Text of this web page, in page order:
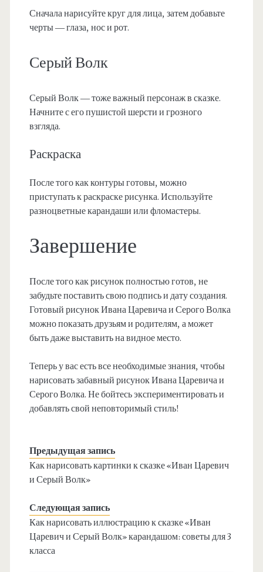
Сначала нарисуйте круг для лица, затем добавьте
черты — глаза, нос и рот.
Серый Волк
Серый Волк — тоже важный персонаж в сказке.
Начните с его пушистой шерсти и грозного
взгляда.
Раскраска
После того как контуры готовы, можно
приступать к раскраске рисунка. Используйте
разноцветные карандаши или фломастеры.
Завершение
После того как рисунок полностью готов, не
забудьте поставить свою подпись и дату создания.
Готовый рисунок Ивана Царевича и Серого Волка
можно показать друзьям и родителям, а может
быть даже выставить на видное место.
Теперь у вас есть все необходимые знания, чтобы
нарисовать забавный рисунок Ивана Царевича и
Серого Волка. Не бойтесь экспериментировать и
добавлять свой неповторимый стиль!
Предыдущая запись
Как нарисовать картинки к сказке «Иван Царевич
и Серый Волк»
Следующая запись
Как нарисовать иллюстрацию к сказке «Иван
Царевич и Серый Волк» карандашом: советы для 3
класса